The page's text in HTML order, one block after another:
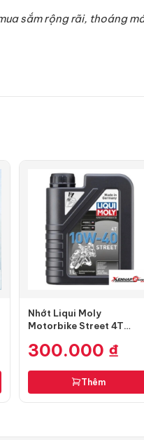
sắm rộng rãi, thoáng
Nhớt Liqui Moly
Motorbike Street 4T
300.000 ₫
Thêm